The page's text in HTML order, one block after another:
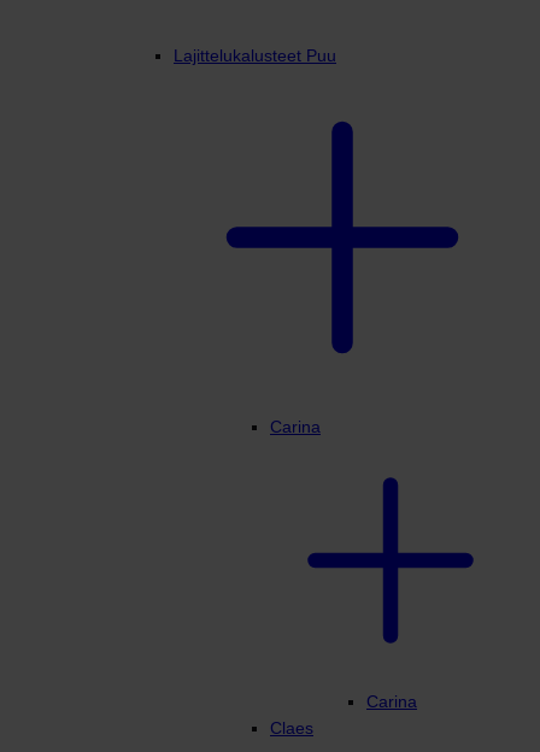
Lajittelukalusteet Puu
Carina
Carina
Claes